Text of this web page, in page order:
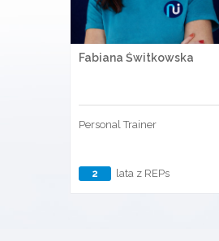
Fabiana Świtkowska
Personal Trainer
2 lata z REPs